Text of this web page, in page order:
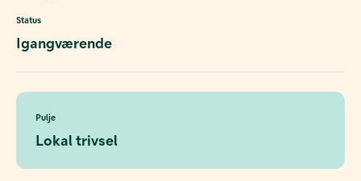
Status
Igangværende
Pulje
Lokal trivsel